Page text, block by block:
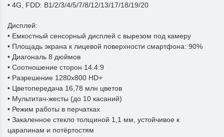
• 4G, FDD: B1/2/3/4/5/7/8/12/13/17/18/19/20
Дисплей:
• Емкостный сенсорный дисплей с вырезом под камеру
• Площадь экрана к лицевой поверхности смартфона: 90%
• Диагональ 8 дюймов
• Соотношение сторон 14.4:9
• Разрешение 1280х800 HD+
• Цветопередача 16,78 млн цветов
• Мультитач-жесты (до 10 касаний)
• Режим работы в перчатках
• Закаленное стекло толщиной 1,1 мм, устойчивое к
царапинам и потёртостям